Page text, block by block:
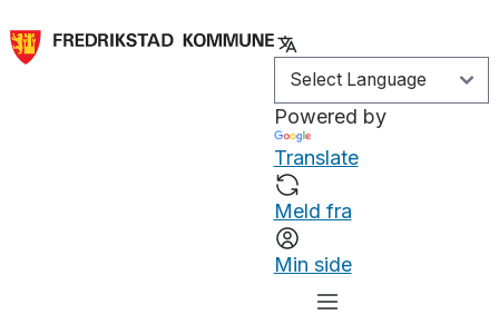
Powered by
Translate
Meld fra
Min side